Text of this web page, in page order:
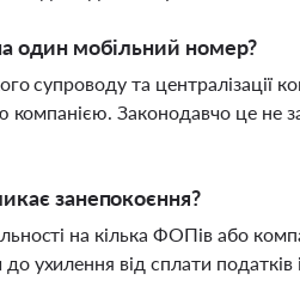
один мобільний номер?
супроводу та централізації
компанією. Законодавчо це
занепокоєння?
на кілька ФОПів або
ухилення від сплати